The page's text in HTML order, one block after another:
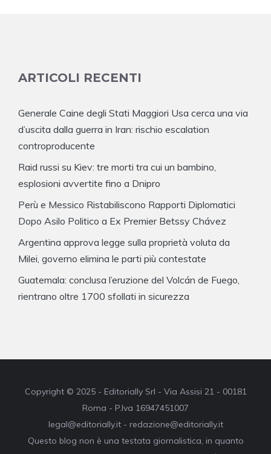
ARTICOLI RECENTI
Generale Caine degli Stati Maggiori Usa cerca una via
d’uscita dalla guerra in Iran: rischio escalation
controproducente
Raid russi su Kiev: tre morti tra cui un bambino,
esplosioni avvertite fino a Dnipro
Perù e Messico Ristabiliscono Rapporti Diplomatici
Dopo Asilo Politico a Ex Premier Betssy Chávez
Argentina approva legge sulla proprietà voluta da
Milei, governo elimina le parti più contestate
Guatemala: conclusa l’eruzione del Volcán de Fuego,
rientrano oltre 1700 sfollati in sicurezza
Copyright © 2025 - Editorially Srl - Via Assisi 21 - 00181
Roma - P.Iva 16947451007
legal@editorially.it - redazione@editorially.it
Questo blog non è una testata giornalistica, in quanto